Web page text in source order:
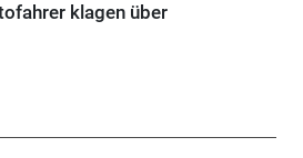
klagen über